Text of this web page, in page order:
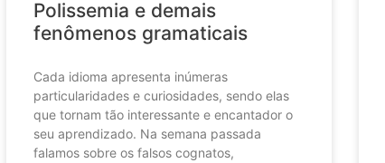
Polissemia e demais
fenômenos gramaticais
Cada idioma apresenta inúmeras
particularidades e curiosidades, sendo elas
que tornam tão interessante e encantador o
seu aprendizado. Na semana passada
falamos sobre os falsos cognatos,